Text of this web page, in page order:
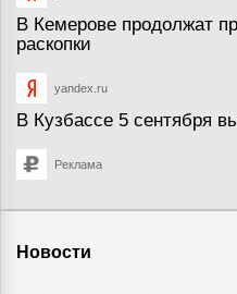
В Кемерове продолжат
раскопки
yandex.ru
В Кузбассе 5 сентября
Реклама
Новости